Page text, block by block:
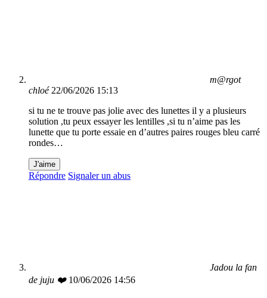
m@rgot
chloé 22/06/2026 15:13
si tu ne te trouve pas jolie avec des lunettes il y a plusieurs
solution ,tu peux essayer les lentilles ,si tu n’aime pas les
lunette que tu porte essaie en d’autres paires rouges bleu carré
rondes…
J'aime
Répondre Signaler un abus
Jadou la fan
de juju ❤️ 10/06/2026 14:56